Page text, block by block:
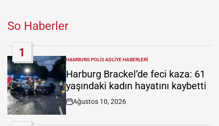
So Haberler
1
POSTED
IN
HAMBURG POLIS ADLIYE HABERLERI
Harburg Brackel’de feci kaza: 61
yaşındaki kadın hayatını kaybetti
Post
Date
Ağustos 10, 2026